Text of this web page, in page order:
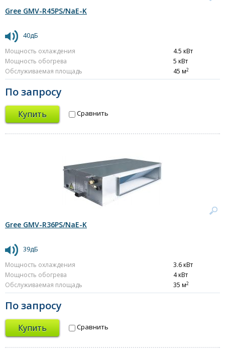
Gree GMV-R45PS/NaE-K
40дБ
Мощность охлаждения
4.5 кВт
Мощность обогрева
5 кВт
Обслуживаемая площадь
45 м2
По запросу
Купить Сравнить
Gree GMV-R36PS/NaE-K
39дБ
Мощность охлаждения
3.6 кВт
Мощность обогрева
4 кВт
Обслуживаемая площадь
35 м2
По запросу
Купить Сравнить